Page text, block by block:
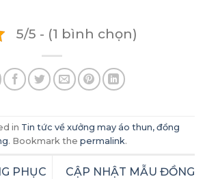
5/5 - (1 bình chọn)
in Tin tức về xưởng may áo thun, đồng
. Bookmark the permalink.
PHỤC
CẬP NHẬT MẪU ĐỒNG